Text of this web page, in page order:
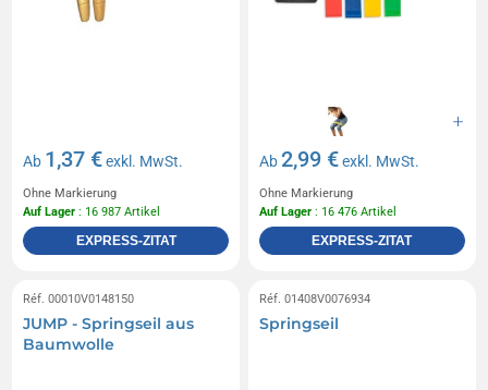
Ab 1,37 €exkl. MwSt.
Ohne Markierung
Auf Lager : 16 987 Artikel
EXPRESS-ZITAT
Ab2,99 €exkl. MwSt.
Ohne Markierung
Auf Lager : 16 476 Artikel
EXPRESS-ZITAT
Réf. 00010V0148150
JUMP - Springseil aus
Baumwolle
Réf. 01408V0076934
Springseil